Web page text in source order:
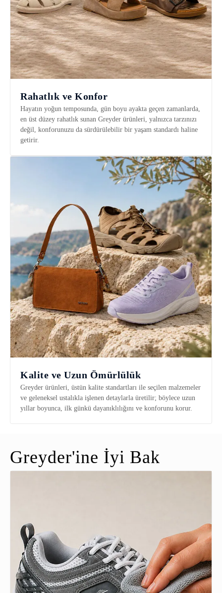
Rahatlık ve Konfor
Hayatın yoğun temposunda, gün boyu ayakta geçen zamanlarda,
en üst düzey rahatlık sunan Greyder ürünleri, yalnızca tarzınızı
değil, konforunuzu da sürdürülebilir bir yaşam standardı haline
getirir.
Kalite ve Uzun Ömürlülük
Greyder ürünleri, üstün kalite standartları ile seçilen malzemeler
ve geleneksel ustalıkla işlenen detaylarla üretilir; böylece uzun
yıllar boyunca, ilk günkü dayanıklılığını ve konforunu korur.
Greyder'ine İyi Bak